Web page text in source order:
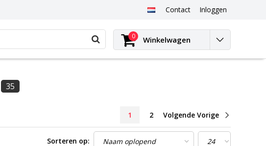
Contact Inloggen
0 Winkelwagen
35
1 2 Volgende Vorige
Sorteren op: